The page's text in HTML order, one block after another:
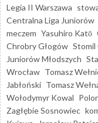
Legia II Warszawa
Centralna Liga Juniorów
meczem Yasuhiro Katō
Chrobry Głogów Stomil
Juniorów Młodszych
Wrocław Tomasz
Jabłoński Tomasz
Wołodymyr Kowal
Zagłębie Sosnowiec